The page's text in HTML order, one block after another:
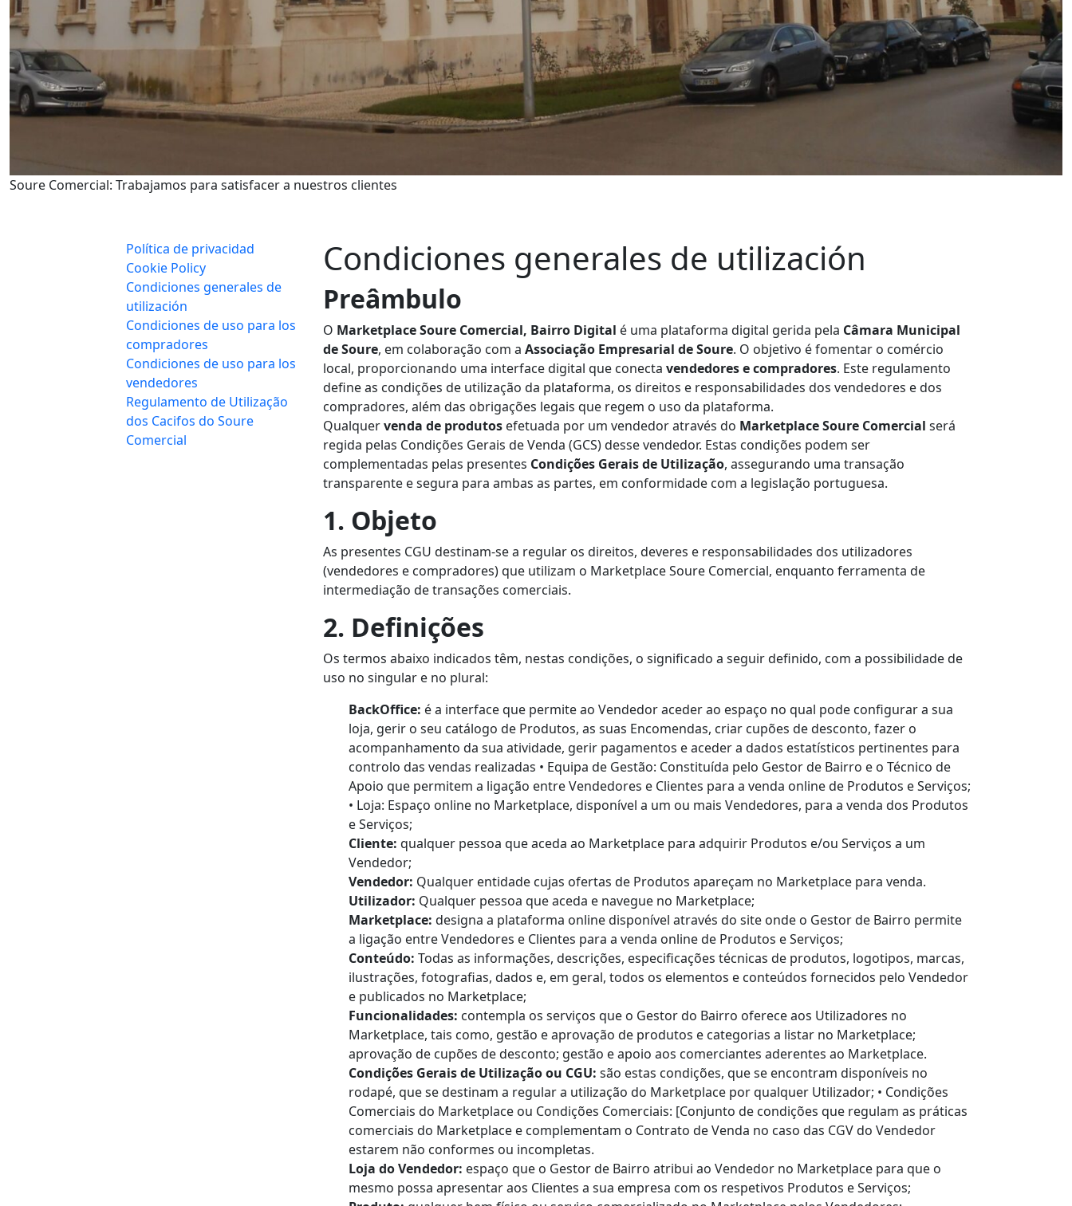
Soure Comercial: Trabajamos para satisfacer a nuestros clientes
Política de privacidad
Cookie Policy
Condiciones generales de
utilización
Condiciones de uso para los
compradores
Condiciones de uso para los
vendedores
Regulamento de Utilização
dos Cacifos do Soure
Comercial
Condiciones generales de utilización
Preâmbulo
O Marketplace Soure Comercial, Bairro Digital é uma plataforma digital gerida pela Câmara Municipal
de Soure, em colaboração com a Associação Empresarial de Soure. O objetivo é fomentar o comércio
local, proporcionando uma interface digital que conecta vendedores e compradores. Este regulamento
define as condições de utilização da plataforma, os direitos e responsabilidades dos vendedores e dos
compradores, além das obrigações legais que regem o uso da plataforma.
Qualquervenda de produtos efetuada por um vendedor através do Marketplace Soure Comercial será
regida pelas Condições Gerais de Venda (GCS) desse vendedor. Estas condições podem ser
complementadas pelas presentes Condições Gerais de Utilização, assegurando uma transação
transparente e segura para ambas as partes, em conformidade com a legislação portuguesa.
1. Objeto
As presentes CGU destinam-se a regular os direitos, deveres e responsabilidades dos utilizadores
(vendedores e compradores) que utilizam o Marketplace Soure Comercial, enquanto ferramenta de
intermediação de transações comerciais.
2. Definições
Os termos abaixo indicados têm, nestas condições, o significado a seguir definido, com a possibilidade de
uso no singular e no plural:
BackOffice: é a interface que permite ao Vendedor aceder ao espaço no qual pode configurar a sua
loja, gerir o seu catálogo de Produtos, as suas Encomendas, criar cupões de desconto, fazer o
acompanhamento da sua atividade, gerir pagamentos e aceder a dados estatísticos pertinentes para
controlo das vendas realizadas • Equipa de Gestão: Constituída pelo Gestor de Bairro e o Técnico de
Apoio que permitem a ligação entre Vendedores e Clientes para a venda online de Produtos e Serviços;
• Loja: Espaço online no Marketplace, disponível a um ou mais Vendedores, para a venda dos Produtos
e Serviços;
Cliente: qualquer pessoa que aceda ao Marketplace para adquirir Produtos e/ou Serviços a um
Vendedor;
Vendedor: Qualquer entidade cujas ofertas de Produtos apareçam no Marketplace para venda.
Utilizador: Qualquer pessoa que aceda e navegue no Marketplace;
Marketplace: designa a plataforma online disponível através do site onde o Gestor de Bairro permite
a ligação entre Vendedores e Clientes para a venda online de Produtos e Serviços;
Conteúdo: Todas as informações, descrições, especificações técnicas de produtos, logotipos, marcas,
ilustrações, fotografias, dados e, em geral, todos os elementos e conteúdos fornecidos pelo Vendedor
e publicados no Marketplace;
Funcionalidades: contempla os serviços que o Gestor do Bairro oferece aos Utilizadores no
Marketplace, tais como, gestão e aprovação de produtos e categorias a listar no Marketplace;
aprovação de cupões de desconto; gestão e apoio aos comerciantes aderentes ao Marketplace.
Condições Gerais de Utilização ou CGU: são estas condições, que se encontram disponíveis no
rodapé, que se destinam a regular a utilização do Marketplace por qualquer Utilizador; • Condições
Comerciais do Marketplace ou Condições Comerciais: [Conjunto de condições que regulam as práticas
comerciais do Marketplace e complementam o Contrato de Venda no caso das CGV do Vendedor
estarem não conformes ou incompletas.
Loja do Vendedor: espaço que o Gestor de Bairro atribui ao Vendedor no Marketplace para que o
mesmo possa apresentar aos Clientes a sua empresa com os respetivos Produtos e Serviços;